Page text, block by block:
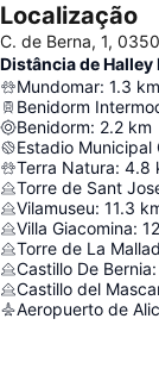
Localização
C. de Berna, 1,
Distância de
Mundomar: 1.3 km
Benidorm
Benidorm: 2.2 km
Estadio Municipal
Terra Natura: 4.8
Torre de Sant
Vilamuseu: 11.3
Villa Giacomina:
Torre de La
Castillo De Bernia:
Castillo del
Aeropuerto de